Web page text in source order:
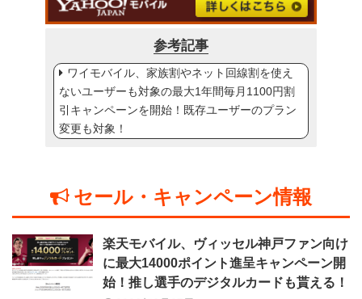
参考記事
ワイモバイル、家族割やネット回線割を使え
ないユーザーも対象の最大1年間毎月1100円割
引キャンペーンを開始！既存ユーザーのプラン
変更も対象！
セール・キャンペーン情報
楽天モバイル、ヴィッセル神戸ファン向け
に最大14000ポイント進呈キャンペーン開
始！推し選手のデジタルカードも貰える！